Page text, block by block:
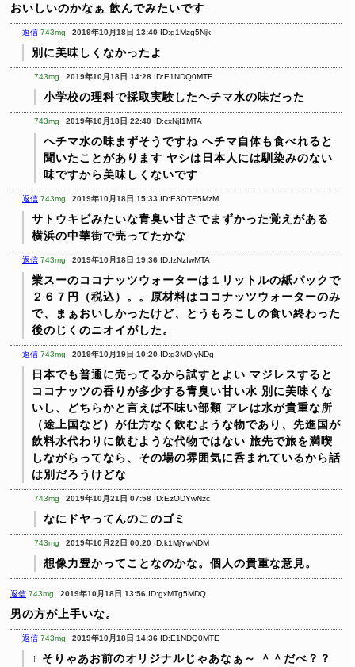
おいしいのかなぁ 飲んでみたいです
返信 743mg 2019年10月18日 13:40 ID:g1Mzg5Njk
別に美味しくなかったよ
743mg 2019年10月18日 14:28 ID:E1NDQ0MTE
小学校の理科で採取実験したヘチマ水の味だった
743mg 2019年10月18日 22:40 ID:cxNjI1MTA
ヘチマ水の味まずそうですね ヘチマ自体も食べれると
聞いたことがあります ヤシは日本人には馴染みのない
味ですから美味しくないです
返信 743mg 2019年10月18日 15:33 ID:E3OTE5MzM
サトウキビみたいな青臭い甘さでまずかった覚えがある
横浜の中華街で売ってたかな
返信 743mg 2019年10月18日 19:36 ID:IzNzIwMTA
業スーのココナッツウォーターは１リットルの紙パックで
２６７円（税込）。。原材料はココナッツウォーターのみ
で、まぁおいしかったけど、とうもろこしの食い終わった
後のじくのニオイがした。
返信 743mg 2019年10月19日 10:20 ID:g3MDIyNDg
日本でも普通に売ってるから試すとよい マジレスすると
ココナッツの香りが多少する青臭い甘い水 別に美味くな
いし、どちらかと言えば不味い部類 アレは水が貴重な所
（途上国など）が仕方なく飲むような物であり、先進国が
飲料水代わりに飲むような代物ではない 旅先で旅を満喫
しながらってなら、その場の雰囲気に呑まれているから話
は別だろうけどな
743mg 2019年10月21日 07:58 ID:EzODYwNzc
なにドヤってんのこのゴミ
743mg 2019年10月22日 00:20 ID:k1MjYwNDM
想像力豊かってことなのかな。個人の貴重な意見。
返信 743mg 2019年10月18日 13:56 ID:gxMTg5MDQ
男の方が上手いな。
返信 743mg 2019年10月18日 14:36 ID:E1NDQ0MTE
↑ そりゃあお前のオリジナルじゃあなぁ～ ＾＾だべ？？